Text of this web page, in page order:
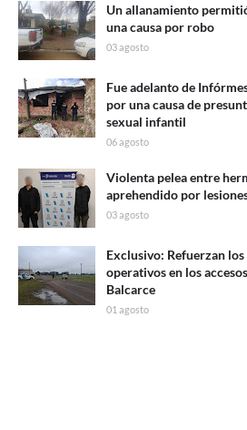
Un allanamiento
una causa por robo
03 agosto
Fue adelanto de
por una causa de
sexual infantil
06 agosto
Violenta pelea entre
aprehendido por
03 agosto
Exclusivo: Refuerzan
operativos en los
Balcarce
01 agosto